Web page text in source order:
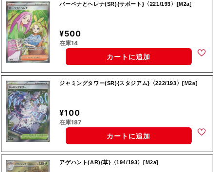
バーベナとヘレナ(SR){サポート}〈221/193〉[M2a]
¥500
在庫14
カートに追加
ジャミングタワー(SR){スタジアム}〈222/193〉[M2a]
¥100
在庫187
カートに追加
アゲハント(AR){草}〈194/193〉[M2a]